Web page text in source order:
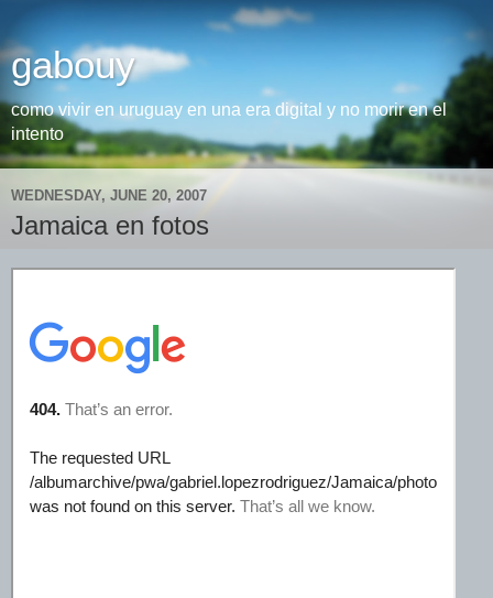
gabouy
como vivir en uruguay en una era digital y no morir en el
intento
WEDNESDAY, JUNE 20, 2007
Jamaica en fotos